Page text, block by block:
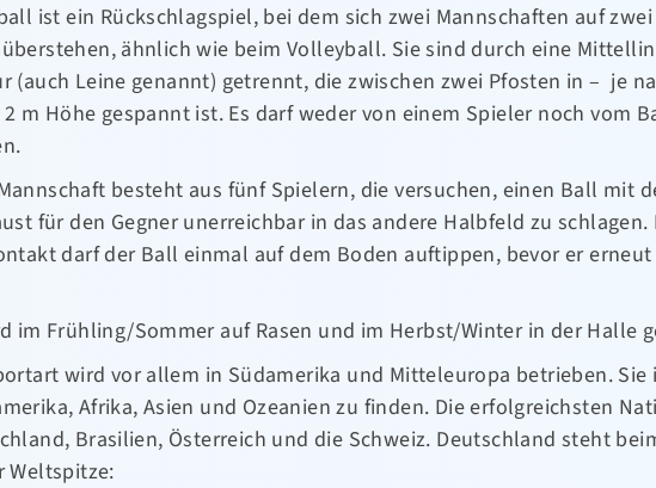
ist ein Rückschlagspiel, bei dem sich zwei Mannschaften auf
ähnlich wie beim Volleyball. Sie sind durch eine
(auch Leine genannt) getrennt, die zwischen zwei Pfosten in – je
2 m Höhe gespannt ist. Es darf weder von einem Spieler noch vom
besteht aus fünf Spielern, die versuchen, einen Ball mit
für den Gegner unerreichbar in das andere Halbfeld zu schlagen.
darf der Ball einmal auf dem Boden auftippen, bevor er
im Frühling/Sommer auf Rasen und im Herbst/Winter in der Halle
wird vor allem in Südamerika und Mitteleuropa betrieben. Sie
Afrika, Asien und Ozeanien zu finden. Die erfolgreichsten
Brasilien, Österreich und die Schweiz. Deutschland steht
Weltspitze: